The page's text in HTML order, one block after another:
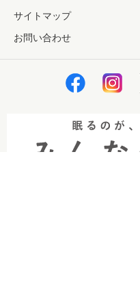
サイトマップ
お問い合わせ